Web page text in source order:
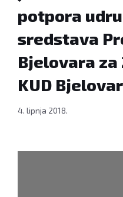
potpora
sredstava
Bjelovara za
KUD
4. lipnja 2018.